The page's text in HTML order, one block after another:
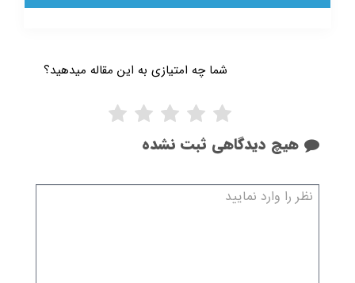
هیچ دیدگاهی ثبت نشده
شما چه امتیازی به این مقاله میدهید؟